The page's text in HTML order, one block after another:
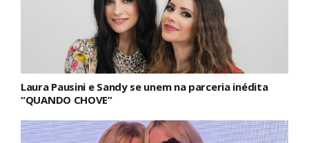
Laura Pausini e Sandy se unem na parceria inédita
“QUANDO CHOVE”